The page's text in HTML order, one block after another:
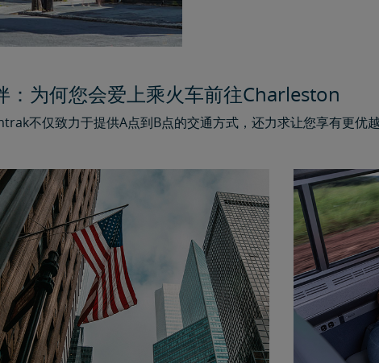
：为何您会爱上乘火车前往Charleston
不仅致力于提供A点到B点的交通方式，还力求让您享有更优